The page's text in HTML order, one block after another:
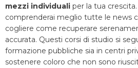
mezzi individuali per la tua
comprenderai meglio tutte le news
cogliere come recuperare
accurata. Questi corsi di studio si
formazione pubbliche sia in centri
sostenere coloro che non sono